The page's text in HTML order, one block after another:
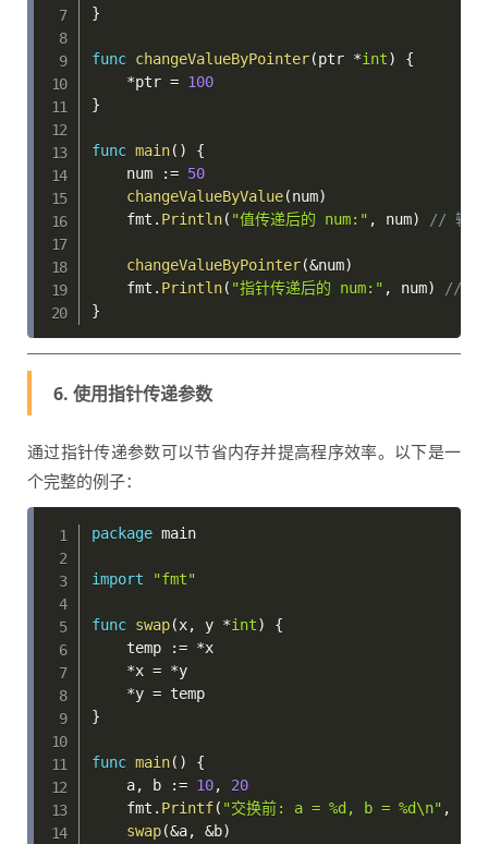
}
func changeValueByPointer(ptr *int)
{
*ptr = 100
}
func main( )
{
    num
:= 50
changeValueByValue(num)
    fmt
. Println( "值传递后的 num:" , num) // 输
changeValueByPointer(&num)
    fmt
. Println( "指针传递后的 num:" , num)
// 输
}
6. 使用指针传递参数
通过指针传递参数可以节省内存并提高程序效率。以下是一
个完整的例子：
package main
import "fmt"
func swap(x, y *int)
{
    temp
:= *x
*x = *y
*y =
}
func main( )
{
    a
, b := 10,
20
    fmt
. Printf( "交换前: a = %d, b = %d\n" ,
swap(&a, &b)